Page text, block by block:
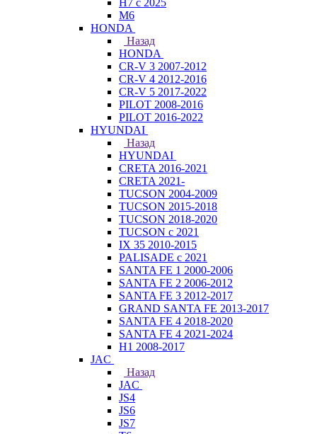
H7 с 2025
M6
HONDA
Назад
HONDA
CR-V 3 2007-2012
CR-V 4 2012-2016
CR-V 5 2017-2022
PILOT 2008-2016
PILOT 2016-2022
HYUNDAI
Назад
HYUNDAI
CRETA 2016-2021
CRETA 2021-
TUCSON 2004-2009
TUCSON 2015-2018
TUCSON 2018-2020
TUCSON с 2021
IX 35 2010-2015
PALISADE с 2021
SANTA FE 1 2000-2006
SANTA FE 2 2006-2012
SANTA FE 3 2012-2017
GRAND SANTA FE 2013-2017
SANTA FE 4 2018-2020
SANTA FE 4 2021-2024
H1 2008-2017
JAC
Назад
JAC
JS4
JS6
JS7